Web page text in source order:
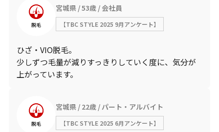
脱毛
宮城県 53歳 会社員
【TBC STYLE 2025 9月アンケート】
ひざ・VIO脱毛。
少しずつ毛量が減りすっきりしていく度に、気分が
上がっています。
脱毛
宮城県 22歳 パート・アルバイト
【TBC STYLE 2025 6月アンケート】